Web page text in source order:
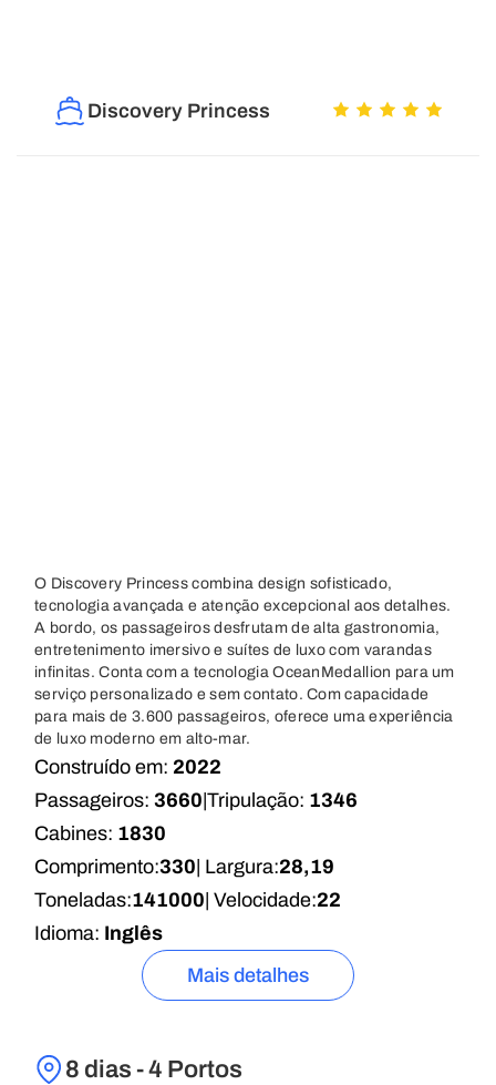
Discovery Princess
O Discovery Princess combina design sofisticado,
tecnologia avançada e atenção excepcional aos detalhes.
A bordo, os passageiros desfrutam de alta gastronomia,
entretenimento imersivo e suítes de luxo com varandas
infinitas. Conta com a tecnologia OceanMedallion para um
serviço personalizado e sem contato. Com capacidade
para mais de 3.600 passageiros, oferece uma experiência
de luxo moderno em alto-mar.
Construído em: 2022
Passageiros: 3660 Tripulação: 1346
Cabines: 1830
Comprimento:330 | Largura:28,19
Toneladas:141000 | Velocidade:22
Idioma: Inglês
Mais detalhes
8 dias - 4 Portos